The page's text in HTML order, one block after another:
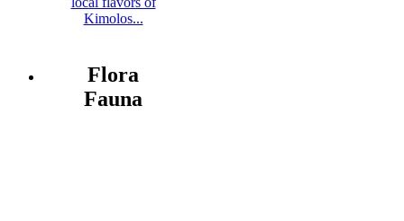
Kimolos...
Flora
Fauna